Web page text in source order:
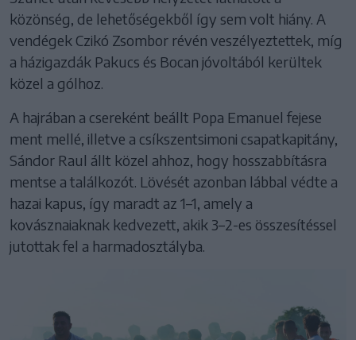
közönség, de lehetőségekből így sem volt hiány. A
vendégek Czikó Zsombor révén veszélyeztettek, míg
a házigazdák Pakucs és Bocan jóvoltából kerültek
közel a gólhoz.
A hajrában a csereként beállt Popa Emanuel fejese
ment mellé, illetve a csíkszentsimoni csapatkapitány,
Sándor Raul állt közel ahhoz, hogy hosszabbításra
mentse a találkozót. Lövését azonban lábbal védte a
hazai kapus, így maradt az 1–1, amely a
kovásznaiaknak kedvezett, akik 3–2-es összesítéssel
jutottak fel a harmadosztályba.